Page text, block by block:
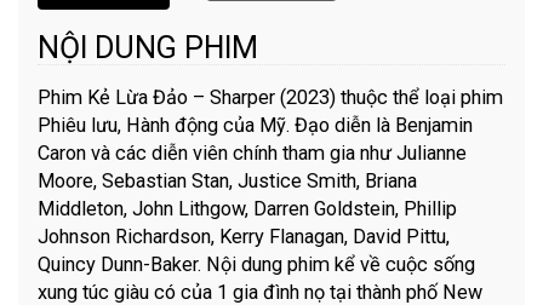
NỘI DUNG PHIM
Phim Kẻ Lừa Đảo – Sharper (2023) thuộc thể loại phim
Phiêu lưu, Hành động của Mỹ. Đạo diễn là Benjamin
Caron và các diễn viên chính tham gia như Julianne
Moore, Sebastian Stan, Justice Smith, Briana
Middleton, John Lithgow, Darren Goldstein, Phillip
Johnson Richardson, Kerry Flanagan, David Pittu,
Quincy Dunn-Baker. Nội dung phim kể về cuộc sống
xung túc giàu có của 1 gia đình nọ tại thành phố New